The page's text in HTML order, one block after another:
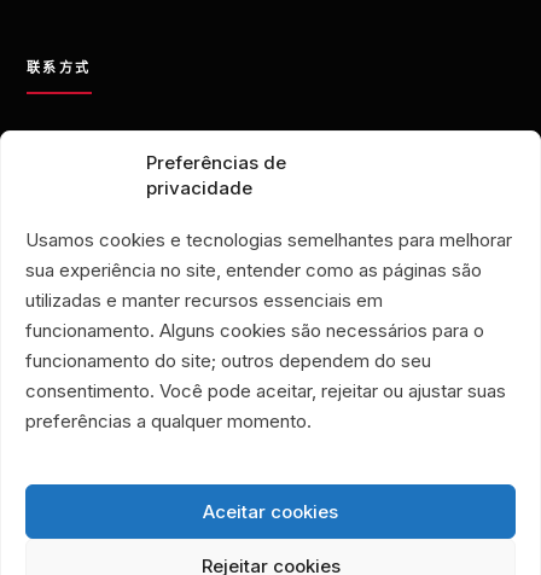
Preferências de
privacidade
Usamos cookies e tecnologias semelhantes para melhorar
sua experiência no site, entender como as páginas são
utilizadas e manter recursos essenciais em
funcionamento. Alguns cookies são necessários para o
funcionamento do site; outros dependem do seu
consentimento. Você pode aceitar, rejeitar ou ajustar suas
preferências a qualquer momento.
Aceitar cookies
Rejeitar cookies
联系方式
+55 21 99028-9090
ONG É POR AMOR
Manguinhos • 巴西里约热内卢
É POR AMOR 公益二手店
719 和 720 号店铺
Copacabana • 巴西里约热内卢